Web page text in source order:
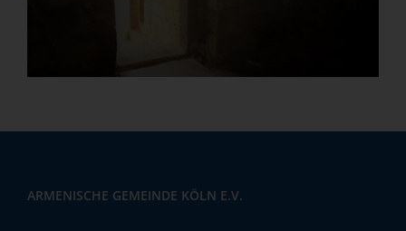
ARMENISCHE GEMEINDE KÖLN E.V.